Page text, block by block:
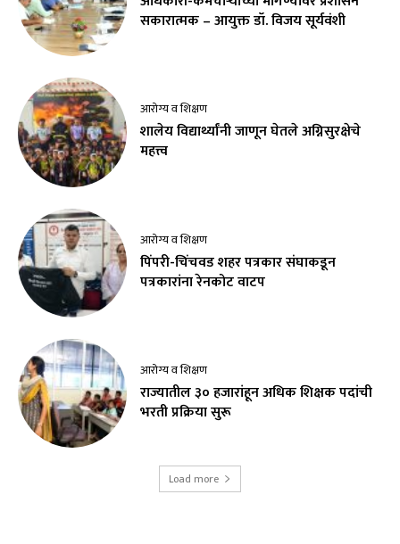
सकारात्मक – आयुक्त डॉ. विजय सूर्यवंशी
आरोग्य व शिक्षण
शालेय विद्यार्थ्यांनी जाणून घेतले अग्निसुरक्षेचे
महत्त्व
आरोग्य व शिक्षण
पिंपरी-चिंचवड शहर पत्रकार संघाकडून
पत्रकारांना रेनकोट वाटप
आरोग्य व शिक्षण
राज्यातील ३० हजारांहून अधिक शिक्षक पदांची
भरती प्रक्रिया सुरू
Load more